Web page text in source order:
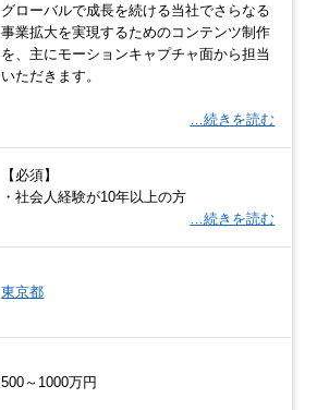
グローバルで成長を続ける当社でさらなる
事業拡大を実現するためのコンテンツ制作
を、主にモーションキャプチャ面から担当
いただきます。
…続きを読む
【必須】
・社会人経験が10年以上の方
…続きを読む
東京都
500～1000万円